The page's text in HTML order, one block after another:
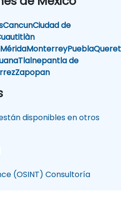
CancunCiudad de
MéridaMonterreyPuebla
Tlalnepantla de
Zapopan
disponibles en otros
(OSINT) Consultoría